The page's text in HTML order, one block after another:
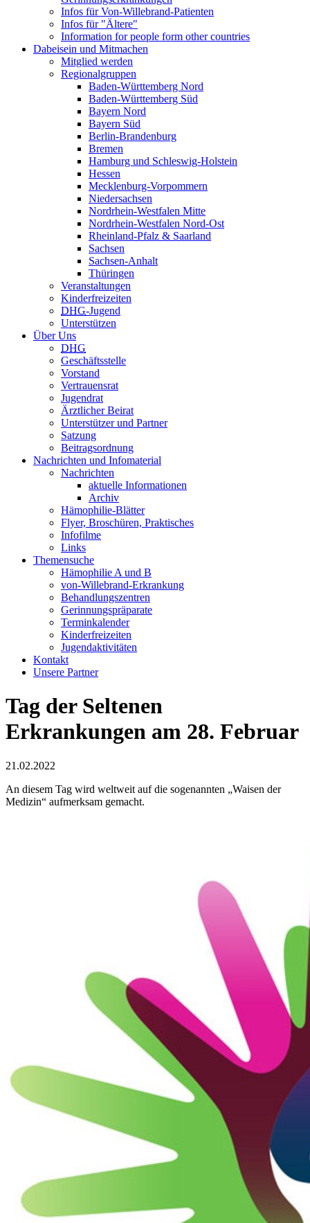
Infos für Von-Willebrand-Patienten
Infos für "Ältere"
Information for people form other countries
Dabeisein und Mitmachen
Mitglied werden
Regionalgruppen
Baden-Württemberg Nord
Baden-Württemberg Süd
Bayern Nord
Bayern Süd
Berlin-Brandenburg
Bremen
Hamburg und Schleswig-Holstein
Hessen
Mecklenburg-Vorpommern
Niedersachsen
Nordrhein-Westfalen Mitte
Nordrhein-Westfalen Nord-Ost
Rheinland-Pfalz & Saarland
Sachsen
Sachsen-Anhalt
Thüringen
Veranstaltungen
Kinderfreizeiten
DHG-Jugend
Unterstützen
Über Uns
DHG
Geschäftsstelle
Vorstand
Vertrauensrat
Jugendrat
Ärztlicher Beirat
Unterstützer und Partner
Satzung
Beitragsordnung
Nachrichten und Infomaterial
Nachrichten
aktuelle Informationen
Archiv
Hämophilie-Blätter
Flyer, Broschüren, Praktisches
Infofilme
Links
Themensuche
Hämophilie A und B
von-Willebrand-Erkrankung
Behandlungszentren
Gerinnungspräparate
Terminkalender
Kinderfreizeiten
Jugendaktivitäten
Kontakt
Unsere Partner
Tag der Seltenen
Erkrankungen am 28. Februar
21.02.2022
An diesem Tag wird weltweit auf die sogenannten „Waisen der
Medizin“ aufmerksam gemacht.